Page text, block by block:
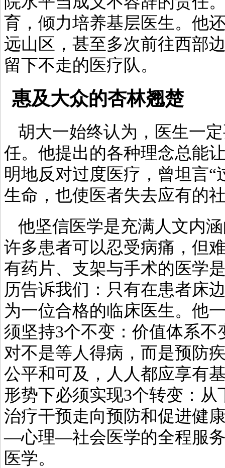
育，倾力培养基层医生。他
远山区，甚至多次前往西部
留下不走的医疗队。
惠及大众的杏林翘楚
胡大一始终认为，医生一
任。他提出的各种理念总能
明地反对过度医疗，曾坦言
生命，也使医者失去应有的
他坚信医学是充满人文内
许多患者可以忍受病痛，但
有药片、支架与手术的医学
历告诉我们：只有在患者床
为一位合格的临床医生。他
须坚持3个不变：价值体系
对不是等人得病，而是预防
公平和可及，人人都应享有
形势下必须实现3个转变：
治疗干预走向预防和促进健
—心理—社会医学的全程服
医学。